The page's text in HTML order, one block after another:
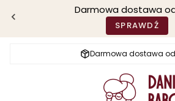
Darmowa dostawa od
SPRAWDŹ
Darmowa dostawa od